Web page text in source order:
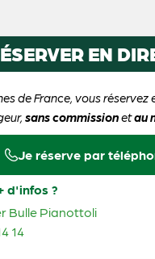
EN
de France, vous réservez
sans commissionetau
Je réserve par
d'infos ?
Bulle Pianottoli
14